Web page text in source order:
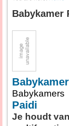
Babykamer
Babykamers
Paidi
Je houdt